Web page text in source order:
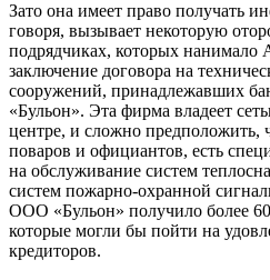
Зато она имеет право получать
говоря, вызывает некоторую
подрядчиках, которых
заключение договора на
сооружений, принадлежавших
«Бульон». Эта фирма владеет
центре, и сложно предположить,
поваров и официантов, есть
на обслуживание систем
систем пожарно-охранной
ООО «Бульон» получило более
которые могли бы пойти на
кредиторов.